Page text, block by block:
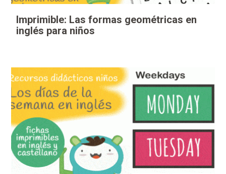
Imprimible: Las formas geométricas en
inglés para niños